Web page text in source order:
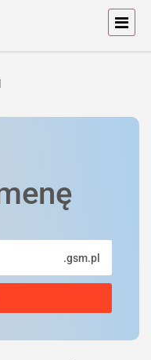
.gsm.pl